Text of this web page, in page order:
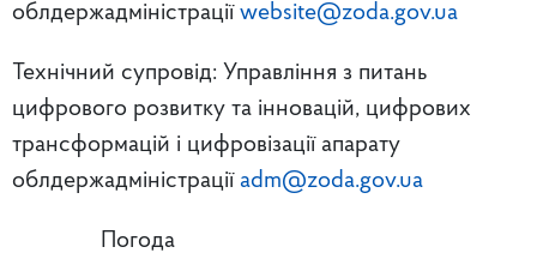
облдержадміністрації website@zoda.gov.ua
Технічний супровід: Управління з питань
цифрового розвитку та інновацій, цифрових
трансформацій і цифровізації апарату
облдержадміністрації adm@zoda.gov.ua
Погода